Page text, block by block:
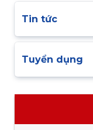
Tin tức
Tuyển dụng